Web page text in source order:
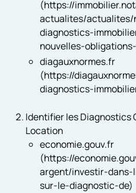
(https://
actualites/actualites/
diagnostics-
nouvelles-
diagauxnormes.fr
(https://
diagnostics-
Identifier les Diagnostics
Location
economie.gouv.fr
(https://
argent/investir-
sur-le-diagnostic-de)